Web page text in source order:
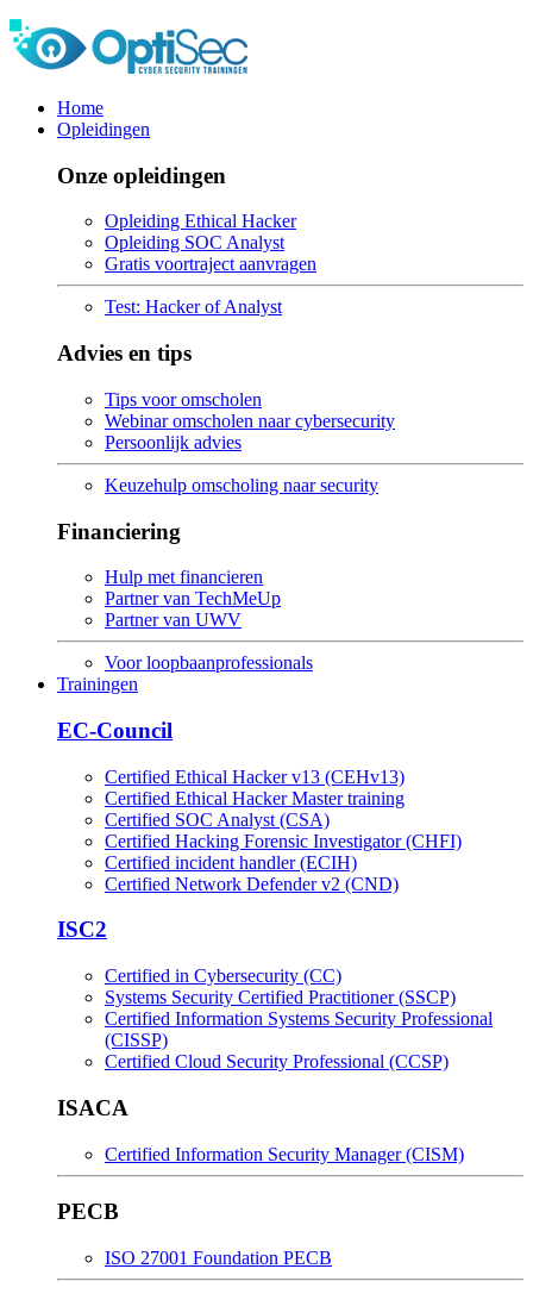
Home
Opleidingen
Onze opleidingen
Opleiding Ethical Hacker
Opleiding SOC Analyst
Gratis voortraject aanvragen
Test: Hacker of Analyst
Advies en tips
Tips voor omscholen
Webinar omscholen naar cybersecurity
Persoonlijk advies
Keuzehulp omscholing naar security
Financiering
Hulp met financieren
Partner van TechMeUp
Partner van UWV
Voor loopbaanprofessionals
Trainingen
EC-Council
Certified Ethical Hacker v13 (CEHv13)
Certified Ethical Hacker Master training
Certified SOC Analyst (CSA)
Certified Hacking Forensic Investigator (CHFI)
Certified incident handler (ECIH)
Certified Network Defender v2 (CND)
ISC2
Certified in Cybersecurity (CC)
Systems Security Certified Practitioner (SSCP)
Certified Information Systems Security Professional
(CISSP)
Certified Cloud Security Professional (CCSP)
ISACA
Certified Information Security Manager (CISM)
PECB
ISO 27001 Foundation PECB